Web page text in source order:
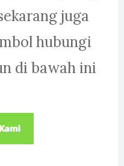
juga
hubungi
di bawah ini